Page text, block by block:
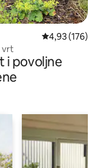
Prosječna
4,93 (176)
vrt
i povoljne